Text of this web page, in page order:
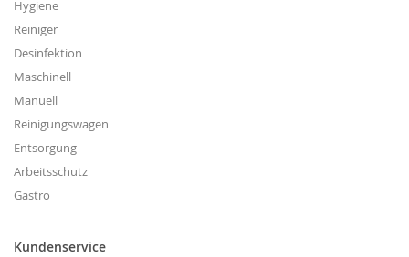
Hygiene
Reiniger
Desinfektion
Maschinell
Manuell
Reinigungswagen
Entsorgung
Arbeitsschutz
Gastro
Kundenservice